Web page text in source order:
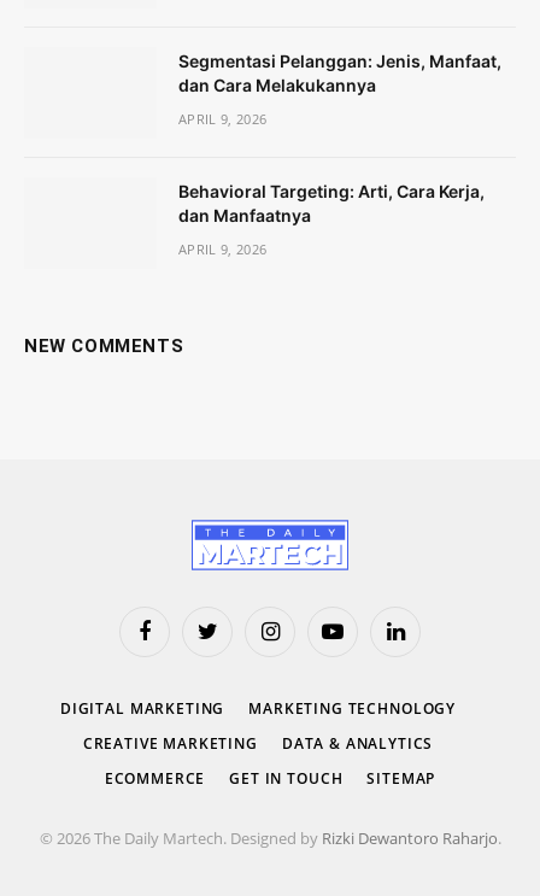
Segmentasi Pelanggan: Jenis, Manfaat,
dan Cara Melakukannya
APRIL 9, 2026
Behavioral Targeting: Arti, Cara Kerja,
dan Manfaatnya
APRIL 9, 2026
NEW COMMENTS
FacebookTwitter InstagramYouTubeLinkedIn
DIGITAL MARKETING
MARKETING TECHNOLOGY
CREATIVE MARKETING
DATA & ANALYTICS
ECOMMERCE
GET IN TOUCH SITEMAP
© 2026 The Daily Martech. Designed by Rizki Dewantoro Raharjo.